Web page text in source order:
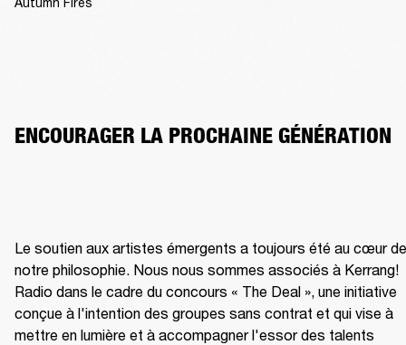
ENCOURAGER LA PROCHAINE GÉNÉRATION
Le soutien aux artistes émergents a toujours été au cœur de
notre philosophie. Nous nous sommes associés à Kerrang!
Radio dans le cadre du concours « The Deal », une initiative
conçue à l'intention des groupes sans contrat et qui vise à
mettre en lumière et à accompagner l'essor des talents